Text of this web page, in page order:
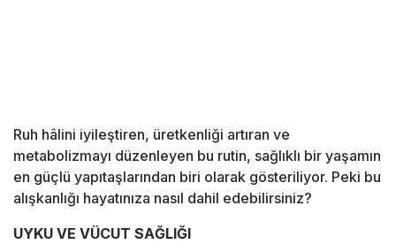
Ruh hâlini iyileştiren, üretkenliği artıran ve
metabolizmayı düzenleyen bu rutin, sağlıklı bir yaşamın
en güçlü yapıtaşlarından biri olarak gösteriliyor. Peki bu
alışkanlığı hayatınıza nasıl dahil edebilirsiniz?
UYKU VE VÜCUT SAĞLIĞI